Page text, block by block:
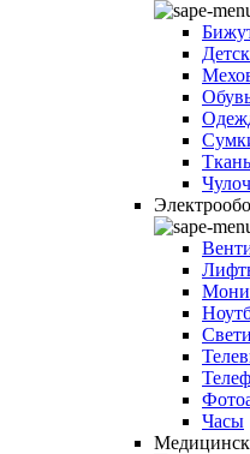
Ткань
Часы